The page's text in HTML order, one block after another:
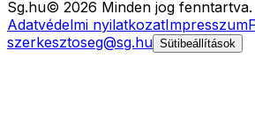
Sg.hu© 2026 Minden jog fenntartva.
Adatvédelmi nyilatkozatImpresszum
szerkesztoseg@sg.hu Sütibeállítások